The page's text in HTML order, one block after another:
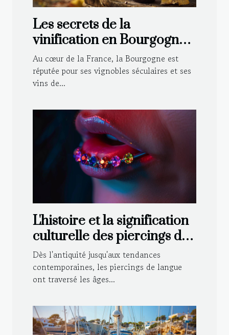
Les secrets de la
vinification en Bourgogne :
Techniques traditionnelles
et modernes
Au cœur de la France, la Bourgogne est
réputée pour ses vignobles séculaires et ses
vins de...
L'histoire et la signification
culturelle des piercings de
langue
Dès l'antiquité jusqu'aux tendances
contemporaines, les piercings de langue
ont traversé les âges...